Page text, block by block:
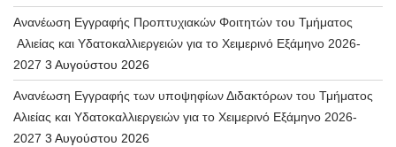
Ανανέωση Εγγραφής Προπτυχιακών Φοιτητών του Τμήματος
Αλιείας και Υδατοκαλλιεργειών για το Χειμερινό Εξάμηνο 2026-
2027 3 Αυγούστου 2026
Ανανέωση Εγγραφής των υποψηφίων Διδακτόρων του Τμήματος
Αλιείας και Υδατοκαλλιεργειών για το Χειμερινό Εξάμηνο 2026-
2027 3 Αυγούστου 2026